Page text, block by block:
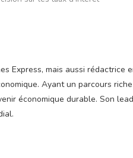
Express, mais aussi rédactrice
Ayant un parcours
économique durable. Son